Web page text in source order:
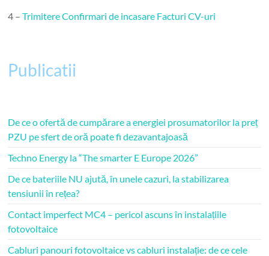
4 –Trimitere Confirmari de incasare Facturi CV-uri
Publicatii
De ce o ofertă de cumpărare a energiei prosumatorilor la preț
PZU pe sfert de oră poate fi dezavantajoasă
Techno Energy la “The smarter E Europe 2026”
De ce bateriile NU ajută, în unele cazuri, la stabilizarea
tensiunii în rețea?
Contact imperfect MC4 – pericol ascuns în instalațiile
fotovoltaice
Cabluri panouri fotovoltaice vs cabluri instalație: de ce cele